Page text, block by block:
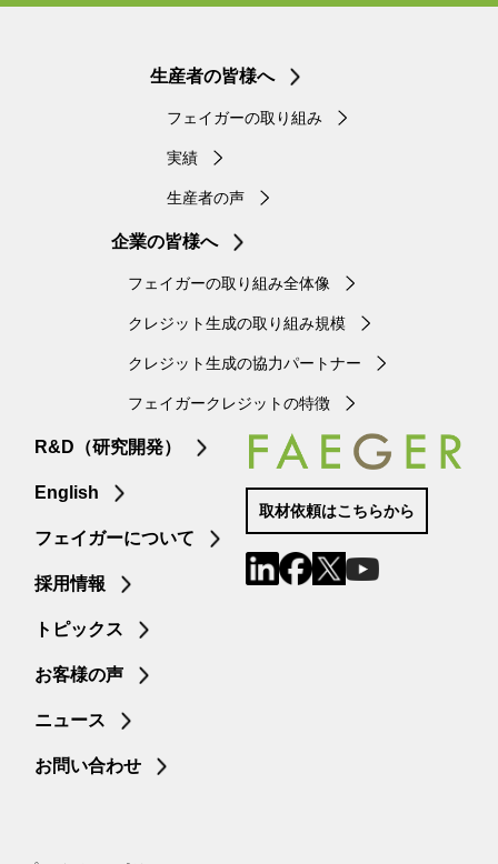
生産者の皆様へ
フェイガーの取り組み
実績
生産者の声
企業の皆様へ
フェイガーの取り組み全体像
クレジット生成の取り組み規模
クレジット生成の協力パートナー
フェイガークレジットの特徴
R&D（研究開発）
English
フェイガーについて
採用情報
トピックス
お客様の声
ニュース
お問い合わせ
取材依頼はこちらから